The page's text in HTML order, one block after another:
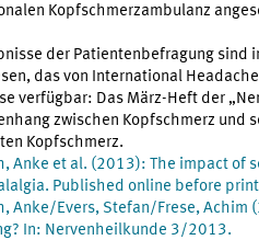
Kopfschmerzambulanz
der Patientenbefragung sind
das von International
verfügbar: Das März-Heft der
zwischen Kopfschmerz
Kopfschmerz.
Anke et al. (2013): The impact of
Published online before
Anke/Evers, Stefan/Frese,
In: Nervenheilkunde 3/2013.